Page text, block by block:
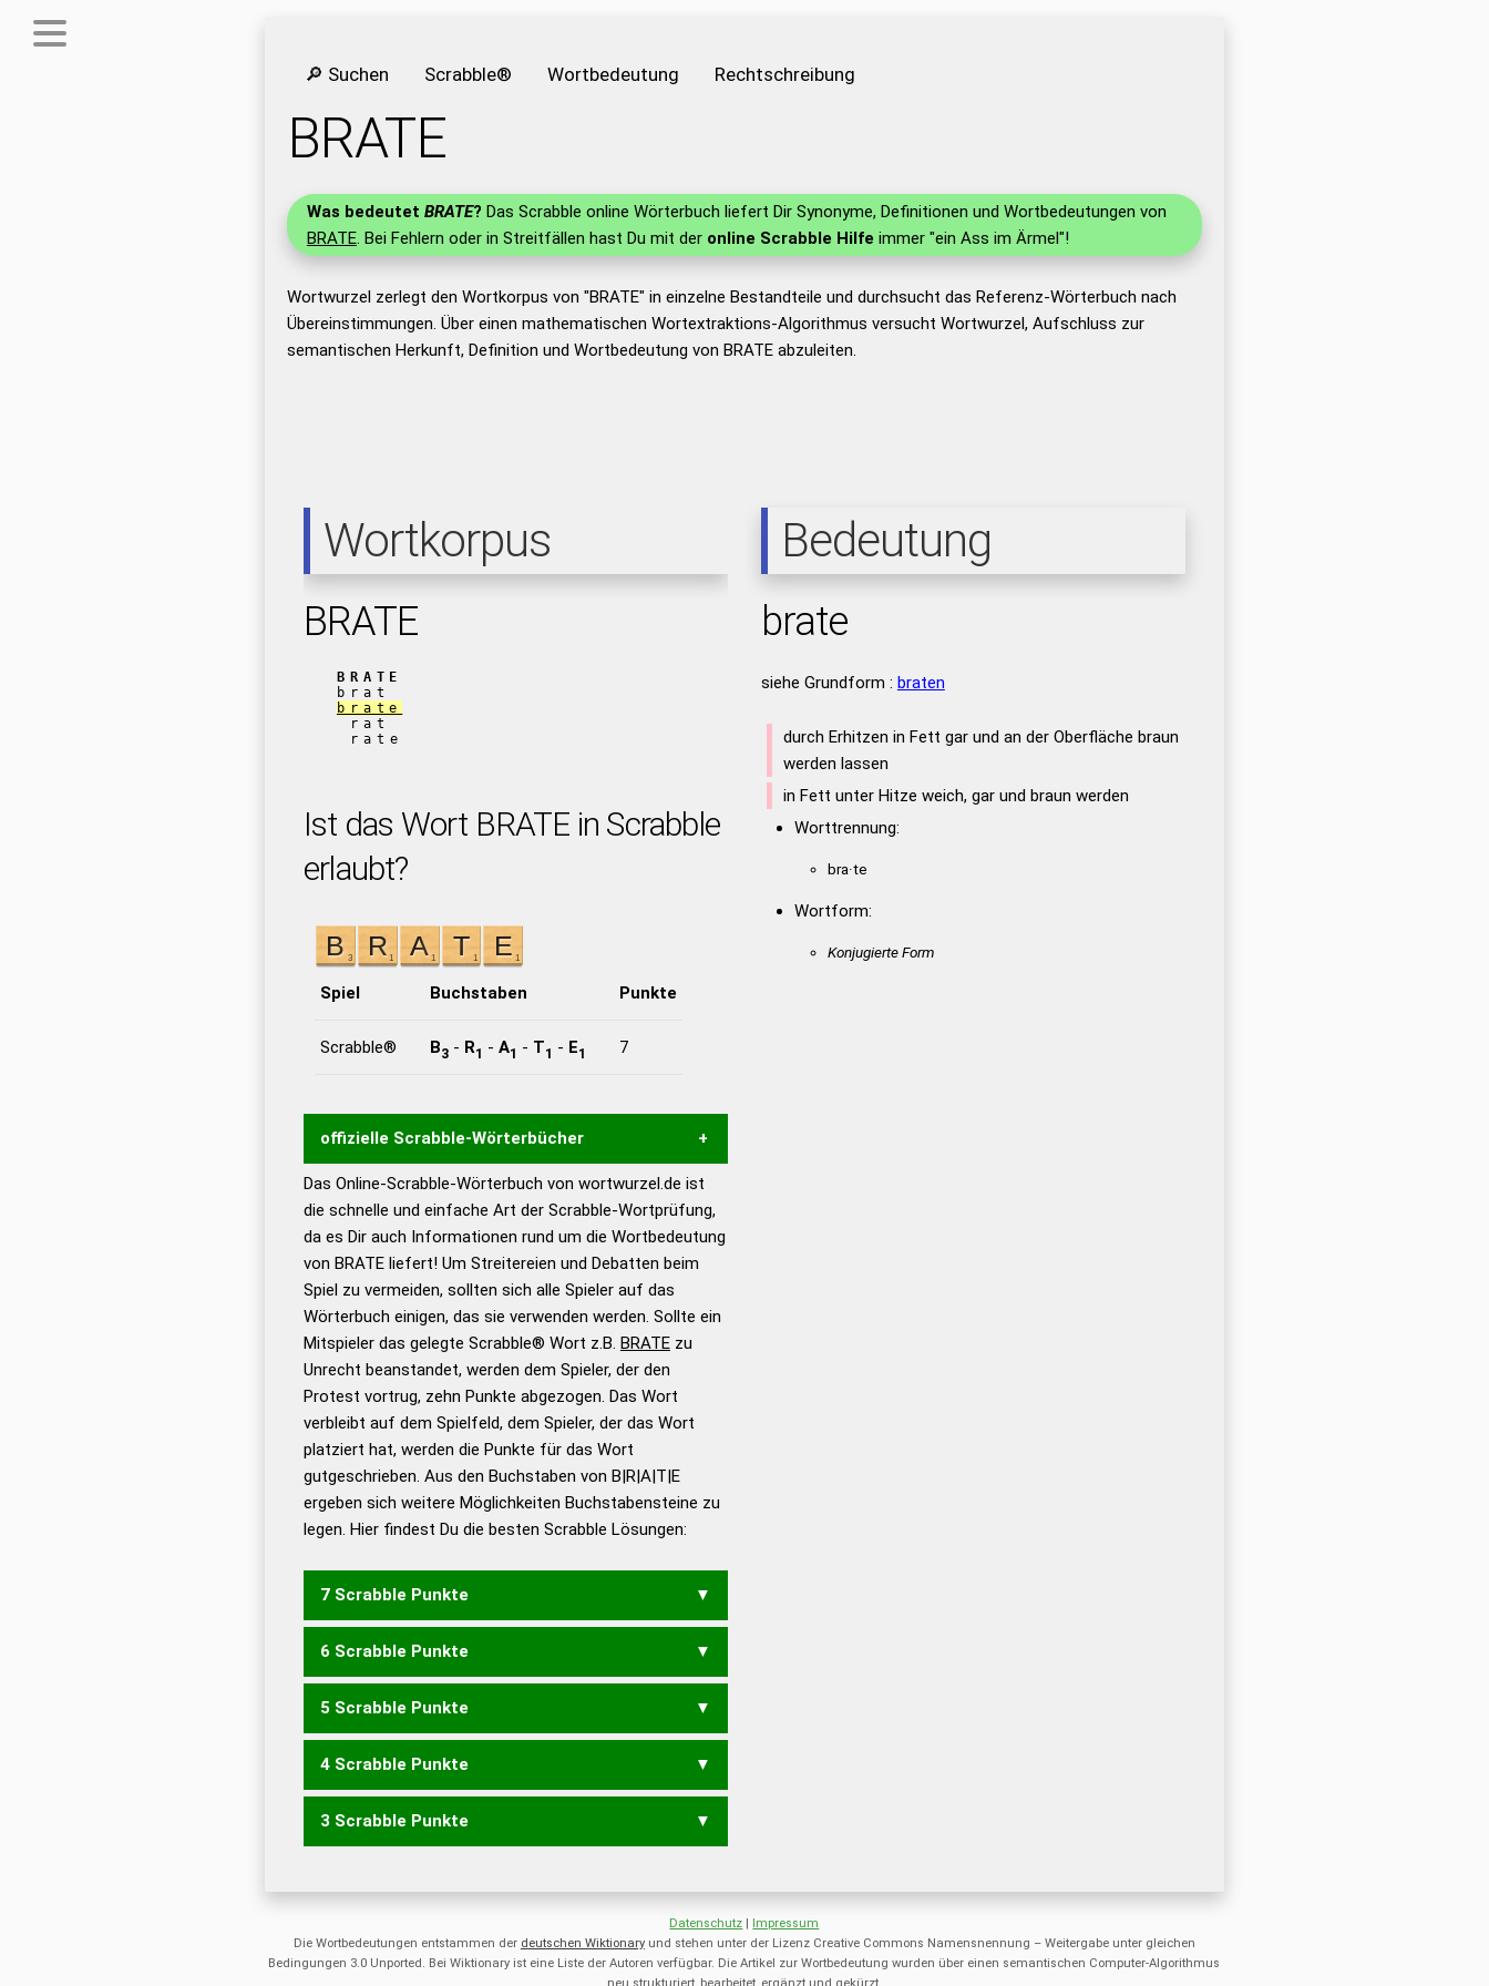
🔎 Suchen Scrabble® Wortbedeutung Rechtschreibung
BRATE
Was bedeutet BRATE? Das Scrabble online Wörterbuch liefert Dir Synonyme, Definitionen und Wortbedeutungen von
BRATE. Bei Fehlern oder in Streitfällen hast Du mit der online Scrabble Hilfe immer "ein Ass im Ärmel"!
Wortwurzel zerlegt den Wortkorpus von "BRATE" in einzelne Bestandteile und durchsucht das Referenz-Wörterbuch nach
Übereinstimmungen. Über einen mathematischen Wortextraktions-Algorithmus versucht Wortwurzel, Aufschluss zur
semantischen Herkunft, Definition und Wortbedeutung von BRATE abzuleiten.
Wortkorpus
BRATE
BRATE
brat
brate
rat
rate
Ist das Wort BRATE in Scrabble
erlaubt?
Spiel Buchstaben Punkte
Scrabble® B3- R1 - A1 - T1 - E1 7
offizielle Scrabble-Wörterbücher
Wortwurzel liefert mit Hilfe eines semantischen
Wortanalyse-Algorithmus gute Anhaltspunkte zu
Wortbedeutung, Worttrennung und Wortform, um die
Gültigkeit eines Wortes für das Scrabble-Spiel zu
bestimmen! zugelassene Turnier Scrabble-
Wörterbücher sind:
Duden – Standardwerk in 12
Bänden
Duden – Richtiges und gutes
Deutsch
Duden – Die deutsche Grammatik
Duden – Deutsches
Universalwörterbuch
Das Online-Scrabble-Wörterbuch von wortwurzel.de ist
die schnelle und einfache Art der Scrabble-Wortprüfung,
da es Dir auch Informationen rund um die Wortbedeutung
von BRATE liefert! Um Streitereien und Debatten beim
Spiel zu vermeiden, sollten sich alle Spieler auf das
Wörterbuch einigen, das sie verwenden werden. Sollte ein
Mitspieler das gelegte Scrabble® Wort z.B. BRATEzu
Unrecht beanstandet, werden dem Spieler, der den
Protest vortrug, zehn Punkte abgezogen. Das Wort
verbleibt auf dem Spielfeld, dem Spieler, der das Wort
platziert hat, werden die Punkte für das Wort
gutgeschrieben. Aus den Buchstaben von B|R|A|T|E
ergeben sich weitere Möglichkeiten Buchstabensteine zu
legen. Hier findest Du die besten Scrabble Lösungen:
7 Scrabble Punkte
BARTE BERAT ERBAT
6 Scrabble Punkte
ABER ABTE BARE BART
TABE TRAB
5 Scrabble Punkte
ABT BAR BAT BET ERB
4 Scrabble Punkte
ARTE
3 Scrabble Punkte
Bedeutung
brate
siehe Grundform : braten
durch Erhitzen in Fett gar und an der Oberfläche braun
werden lassen
in Fett unter Hitze weich, gar und braun werden
Worttrennung:
bra·te
Wortform:
Konjugierte Form
Datenschutz | Impressum
Die Wortbedeutungen entstammen der deutschen Wiktionaryund stehen unter der Lizenz Creative Commons Namensnennung – Weitergabe unter gleichen
Bedingungen 3.0 Unported. Bei Wiktionary ist eine Liste der Autoren verfügbar. Die Artikel zur Wortbedeutung wurden über einen semantischen Computer-Algorithmus
neu strukturiert, bearbeitet, ergänzt und gekürzt.